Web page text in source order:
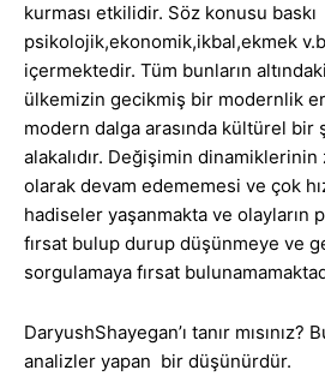
kurması etkilidir. Söz konusu baskı
psikolojik,ekonomik,ikbal,ekmek
içermektedir. Tüm bunların
ülkemizin gecikmiş bir modernlik
modern dalga arasında kültürel bir
alakalıdır. Değişimin dinamiklerinin
olarak devam edememesi ve çok
hadiseler yaşanmakta ve olayların
fırsat bulup durup düşünmeye ve
sorgulamaya fırsat
DaryushShayegan’ı tanır
analizler yapan bir düşünürdür.